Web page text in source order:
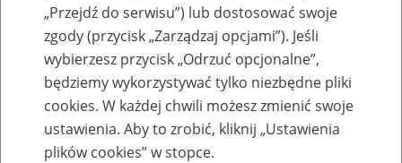
Błąd 404
Przejdź do strony głównej
„Przejdź do serwisu”) lub dostosować swoje
zgody (przycisk „Zarządzaj opcjami”). Jeśli
wybierzesz przycisk „Odrzuć opcjonalne”,
będziemy wykorzystywać tylko niezbędne pliki
cookies. W każdej chwili możesz zmienić swoje
ustawienia. Aby to zrobić, kliknij „Ustawienia
plików cookies” w stopce.